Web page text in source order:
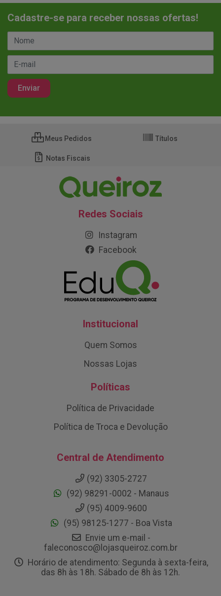
Cadastre-se para receber nossas ofertas!
Meus Pedidos Títulos
Notas Fiscais
Redes Sociais
Instagram
Facebook
Institucional
Quem Somos
Nossas Lojas
Políticas
Política de Privacidade
Política de Troca e Devolução
Central de Atendimento
(92) 3305-2727
(92) 98291-0002 - Manaus
(95) 4009-9600
(95) 98125-1277 - Boa Vista
Envie um e-mail -
faleconosco@lojasqueiroz.com.br
Horário de atendimento: Segunda à sexta-feira,
das 8h às 18h. Sábado de 8h às 12h.